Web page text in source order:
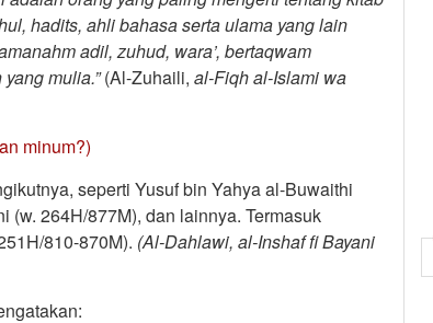
hadits, ahli bahasa serta ulama yang lain
adil, zuhud, wara’, bertaqwam
mulia.”(Al-Zuhaili, al-Fiqh al-Islami wa
minum?)
seperti Yusuf bin Yahya al-Buwaithi
(w. 264H/877M), dan lainnya. Termasuk
810-870M). (Al-Dahlawi, al-Inshaf fi Bayani